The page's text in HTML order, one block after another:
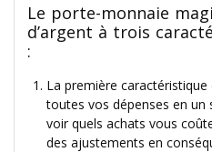
Le porte-monnaie
d’argent à trois
:
La première
toutes vos dépenses en un
voir quels achats vous
des ajustements en